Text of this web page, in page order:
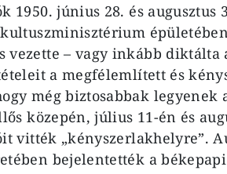
1950. június 28. és augusztus
vezette – vagy inkább
a megfélemlített és
még biztosabbak legyenek
közepén, július 11-én és
vitték „kényszerlakhelyre”.
bejelentették a